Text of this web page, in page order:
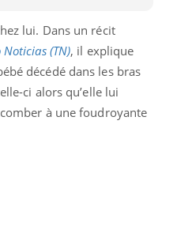
lui. Dans un récit
Noticias (TN), il explique
décédé dans les bras
ci alors qu’elle lui
à une foudroyante